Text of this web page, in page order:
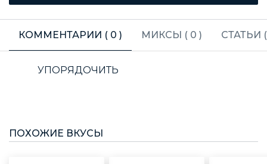
КОММЕНТАРИИ ( 0 ) МИКСЫ ( 0 ) СТАТЬИ
УПОРЯДОЧИТЬ
ПОХОЖИЕ ВКУСЫ